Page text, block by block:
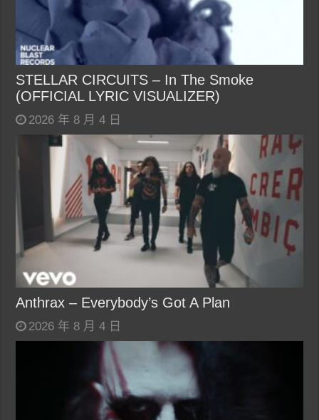
STELLAR CIRCUITS – In The Smoke
(OFFICIAL LYRIC VISUALIZER)
2026 年 8 月 4 日
Anthrax – Everybody’s Got A Plan
2026 年 8 月 4 日